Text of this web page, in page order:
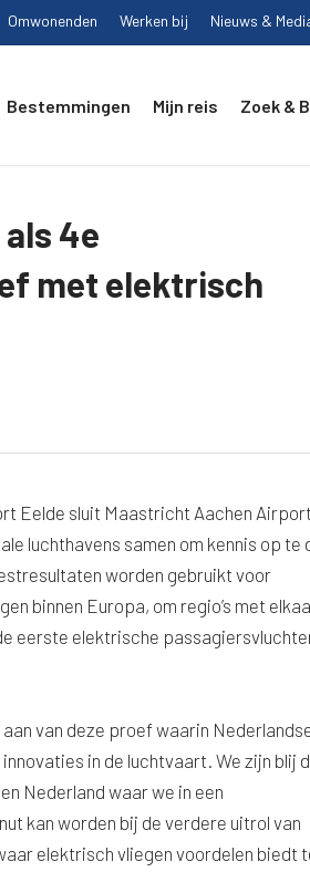
Omwonenden Werken bij Nieuws &
Bestemmingen Mijn reis Zoek &
4e
met elektrisch
Eelde sluit Maastricht Aachen
luchthavens samen om kennis op te
worden gebruikt voor
binnen Europa, om regio’s met
eerste elektrische
van deze proef waarin
in de luchtvaart. We zijn blij
Nederland waar we in een
kan worden bij de verdere uitrol van
elektrisch vliegen voordelen biedt